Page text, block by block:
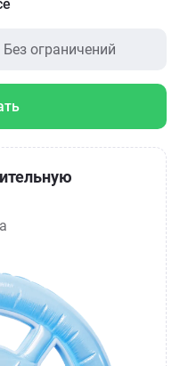
Без ограничений